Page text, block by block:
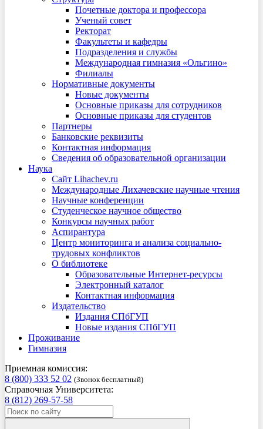
Почетные доктора и профессора
Ученый совет
Ректорат
Факультеты и кафедры
Подразделения и службы
Международная гимназия «Ольгино»
Филиалы
Нормативные документы
Новые документы
Основные приказы для сотрудников
Основные приказы для студентов
Партнеры
Банковские реквизиты
Контактная информация
Сведения об образовательной организации
Наука
Сайт Lihachev.ru
Международные Лихачевские научные чтения
Научные конференции
Студенческое научное общество
Конкурсы научных работ
Аспирантура
Центр мониторинга и анализа социально-
трудовых конфликтов
О библиотеке
Образовательные Интернет-ресурсы
Электронный каталог
Контактная информация
Издательство
Издания СПбГУП
Новые издания СПбГУП
Проживание
Гимназия
Приемная комиссия:
8 (800) 333 52 02 (Звонок бесплатный)
Справочная Университета:
8 (812) 269-57-58